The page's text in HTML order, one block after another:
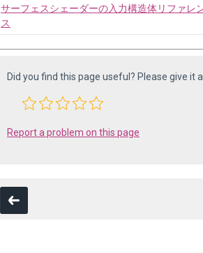
サーフェスシェーダーの入力構造体リファレ
ス
Did you find this page useful? Please give it
Report a problem on this page